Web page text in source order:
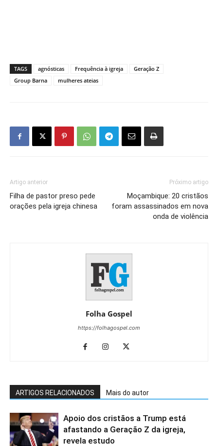
TAGS agnósticas Frequência à igreja
Geração Z
Group Barna
mulheres ateias
Artigo anterior
Filha de pastor preso pede
orações pela igreja chinesa
Próximo artigo
Moçambique: 20 cristãos
foram assassinados em nova
onda de violência
Folha Gospel
https://folhagospel.com
ARTIGOS RELACIONADOS Mais do autor
Apoio dos cristãos a Trump está
afastando a Geração Z da igreja,
revela estudo